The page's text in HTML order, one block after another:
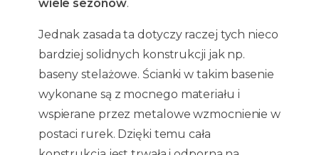
wiele sezonów.
Jednak zasada ta dotyczy raczej tych nieco
bardziej solidnych konstrukcji jak np.
baseny stelażowe. Ścianki w takim basenie
wykonane są z mocnego materiału i
wspierane przez metalowe wzmocnienie w
postaci rurek. Dzięki temu cała